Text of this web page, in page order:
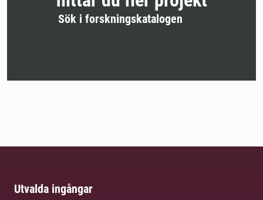
Sök i forskningskatalogen
Utvalda ingångar